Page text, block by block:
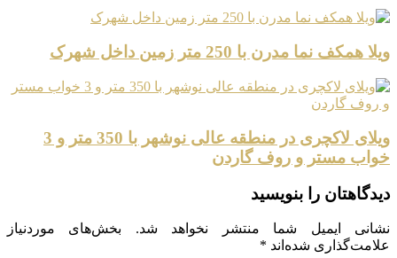
ویلا همکف نما مدرن با 250 متر زمین داخل شهرک
ویلای لاکچری در منطقه عالی نوشهر با 350 متر و 3
خواب مستر و روف گاردن
دیدگاهتان را بنویسید
نشانی ایمیل شما منتشر نخواهد شد.
بخش‌های موردنیاز
علامت‌گذاری شده‌اند *